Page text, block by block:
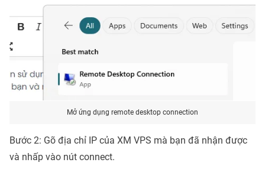
Mở ứng dụng remote desktop connection
Bước 2: Gõ địa chỉ IP của XM VPS mà bạn đã nhận được
và nhấp vào nút connect.